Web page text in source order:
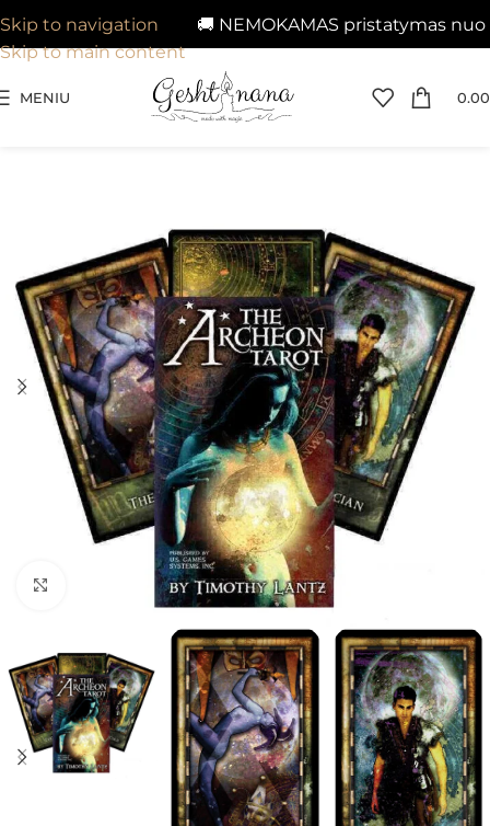
🚚 NEMOKAMAS pristatymas nuo
Skip to navigation
Skip to main content
MENIU 0.00
Spustelėkite, kad padidintumėte